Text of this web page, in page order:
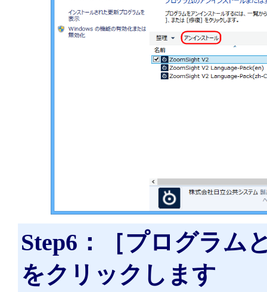
Step6：［プログラム
をクリックします